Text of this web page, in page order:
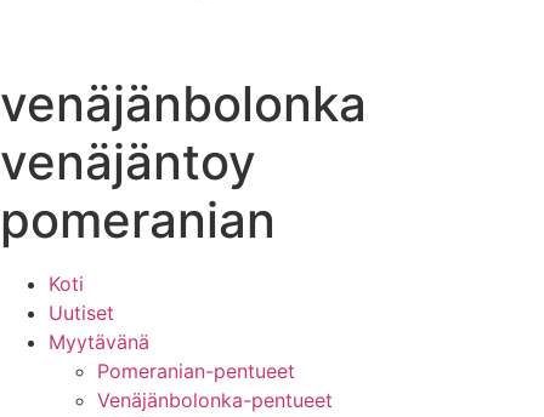
venäjänbolonka
venäjäntoy
pomeranian
Koti
Uutiset
Myytävänä
Pomeranian-pentueet
Venäjänbolonka-pentueet